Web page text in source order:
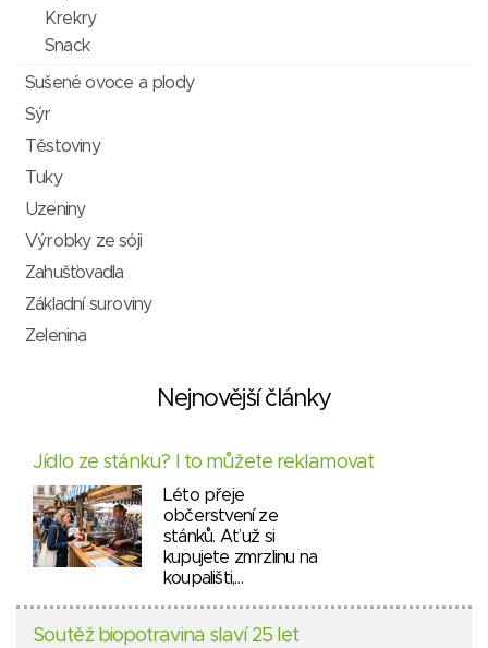
Krekry
Snack
Sušené ovoce a plody
Sýr
Těstoviny
Tuky
Uzeniny
Výrobky ze sóji
Zahušťovadla
Základní suroviny
Zelenina
Nejnovější články
Jídlo ze stánku? I to můžete reklamovat
Léto přeje
občerstvení ze
stánků. Ať už si
kupujete zmrzlinu na
koupališti,…
Soutěž biopotravina slaví 25 let